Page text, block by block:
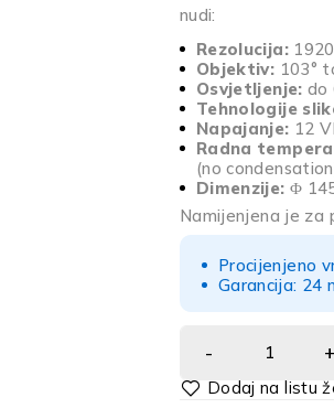
nudi:
Rezolucija:1920
Objektiv: 103°
Osvjetljenje: do
Tehnologije
Napajanje: 12
Radna
(no
Dimenzije: Φ
Namijenjena je za
Procijenjeno
Garancija: 24
Alternative: